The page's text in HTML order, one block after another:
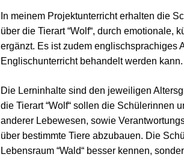
In meinem Projektunterricht erhalten die
über die Tierart “Wolf“, durch emotionale,
ergänzt. Es ist zudem englischsprachiges
Englischunterricht behandelt werden kann.
Die Lerninhalte sind den jeweiligen
die Tierart “Wolf“ sollen die Schülerinnen
anderer Lebewesen, sowie
über bestimmte Tiere abzubauen. Die
Lebensraum “Wald“ besser kennen,